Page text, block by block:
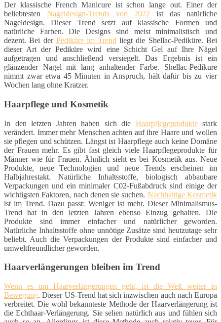
Der klassische French Manicure ist schon lange out. Einer der
beliebtesten Nageldesign-Trends von 2022 ist das natürliche
Nageldesign. Dieser Trend setzt auf klassische Formen und
natürliche Farben. Die Designs sind meist minimalistisch und
dezent. Bei der Pediküre im Trend liegt die Shellac-Pediküre. Bei
dieser Art der Pediküre wird eine Schicht Gel auf Ihre Nägel
aufgetragen und anschließend versiegelt. Das Ergebnis ist ein
glänzender Nagel mit lang anhaltender Farbe. Shellac-Pedikure
nimmt zwar etwa 45 Minuten in Anspruch, hält dafür bis zu vier
Wochen lang ohne Kratzer.
Haarpflege und Kosmetik
In den letzten Jahren haben sich die Haarpflegeproduktestark
verändert. Immer mehr Menschen achten auf ihre Haare und wollen
sie pflegen und schützen. Längst ist Haarpflege auch keine Domäne
der Frauen mehr. Es gibt fast gleich viele Haarpflegeprodukte für
Männer wie für Frauen. Ähnlich sieht es bei Kosmetik aus. Neue
Produkte, neue Technologien und neue Trends erscheinen im
Halbjahrestakt. Natürliche Inhaltsstoffe, biologisch abbaubare
Verpackungen und ein minimaler C02-Fußabdruck sind einige der
wichtigsten Faktoren, nach denen sie suchen. Nachhaltige Kosmetik
ist im Trend. Dazu passt: Weniger ist mehr. Dieser Minimalismus-
Trend hat in den letzten Jahren ebenso Einzug gehalten. Die
Produkte sind immer einfacher und natürlicher geworden.
Natürliche Inhaltsstoffe ohne unnötige Zusätze sind heutzutage sehr
beliebt. Auch die Verpackungen der Produkte sind einfacher und
umweltfreundlicher geworden.
Haarverlängerungen bleiben im Trend
Wenn es um Haarverlängerungen geht, ist die Welt weiter in
Bewegung. Dieser US-Trend hat sich inzwischen auch nach Europa
verbreitet. Die wohl bekannteste Methode der Haarverlängerung ist
die Echthaar-Verlängerung. Sie sehen natürlich aus und fühlen sich